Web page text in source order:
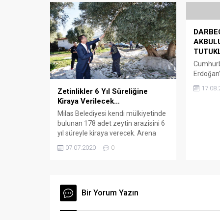
deyim yerindeyse her klasmanı
salladı. 8...
Zetinlikler 6 Yıl Süreliğine
Kiraya Verilecek…
Milas Belediyesi kendi mülkiyetinde
bulunan 178 adet zeytin arazisini 6
yıl süreyle kiraya verecek. Arena
Bodrum Haber – Köy muhtarlıkları
adına kayıtlı iken 2014 yılında
yerlerden Milas Belediyesine geçen
taşınmazlar kiraya veriliyor.
Temmuz ayı meclis toplantısında
07.07.2020 0
Bir Yorum Yazın